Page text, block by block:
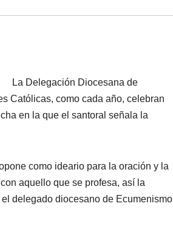
La Delegación Diocesana de
Católicas, como cada año, celebran
en la que el santoral señala la
como ideario para la oración y la
aquello que se profesa, así la
delegado diocesano de Ecumenismo